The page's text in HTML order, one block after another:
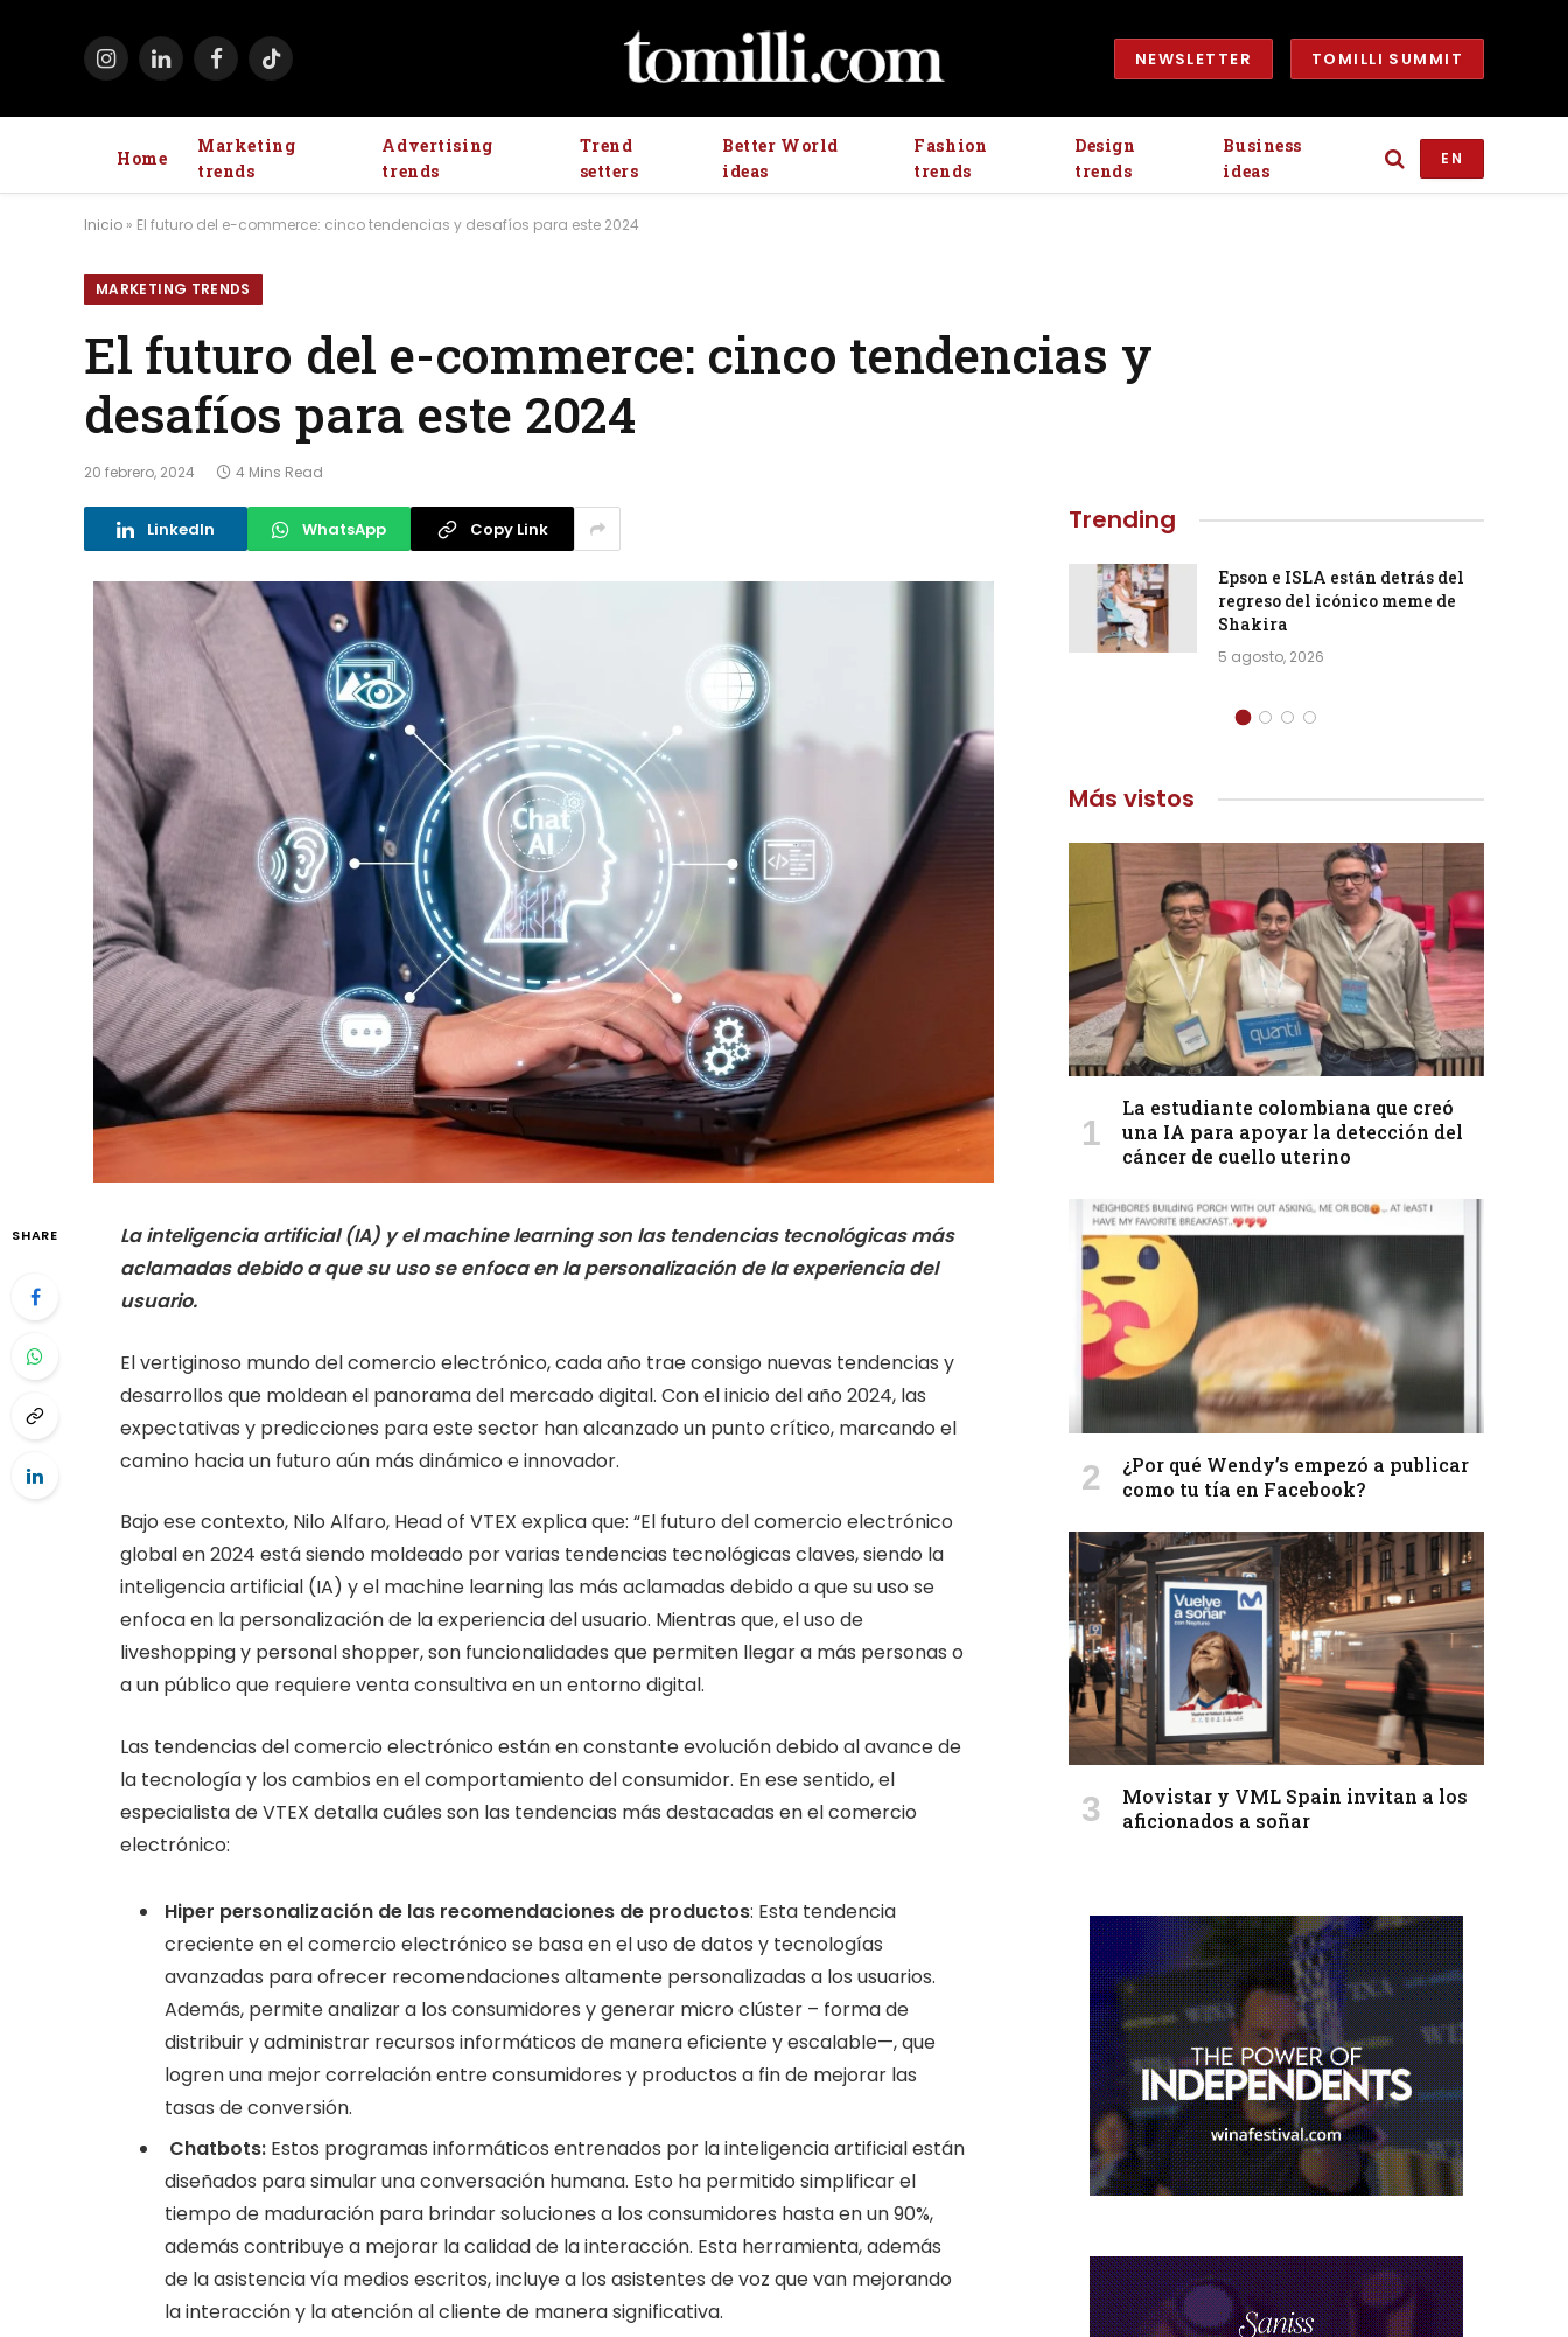
InstagramLinkedInFacebook
TikTok NEWSLETTER TOMILLI SUMMIT
Home
Marketing
trends
Advertising
trends
Trend
setters
Better World
ideas
Fashion
trends
Design
trends
Business
ideas
EN
Inicio » El futuro del e-commerce: cinco tendencias y desafíos para este 2024
MARKETING TRENDS
El futuro del e-commerce: cinco tendencias y
desafíos para este 2024
20 febrero, 2024 4 Mins Read
LinkedIn WhatsApp Copy Link
SHARE
La inteligencia artificial (IA) y el machine learning son las tendencias tecnológicas más
aclamadas debido a que su uso se enfoca en la personalización de la experiencia del
usuario.
El vertiginoso mundo del comercio electrónico, cada año trae consigo nuevas tendencias y
desarrollos que moldean el panorama del mercado digital. Con el inicio del año 2024, las
expectativas y predicciones para este sector han alcanzado un punto crítico, marcando el
camino hacia un futuro aún más dinámico e innovador.
Bajo ese contexto, Nilo Alfaro, Head of VTEX explica que: “El futuro del comercio electrónico
global en 2024 está siendo moldeado por varias tendencias tecnológicas claves, siendo la
inteligencia artificial (IA) y el machine learning las más aclamadas debido a que su uso se
enfoca en la personalización de la experiencia del usuario. Mientras que, el uso de
liveshopping y personal shopper, son funcionalidades que permiten llegar a más personas o
a un público que requiere venta consultiva en un entorno digital.
Las tendencias del comercio electrónico están en constante evolución debido al avance de
la tecnología y los cambios en el comportamiento del consumidor. En ese sentido, el
especialista de VTEX detalla cuáles son las tendencias más destacadas en el comercio
electrónico:
Hiper personalización de las recomendaciones de productos: Esta tendencia
creciente en el comercio electrónico se basa en el uso de datos y tecnologías
avanzadas para ofrecer recomendaciones altamente personalizadas a los usuarios.
Además, permite analizar a los consumidores y generar micro clúster – forma de
distribuir y administrar recursos informáticos de manera eficiente y escalable—, que
logren una mejor correlación entre consumidores y productos a fin de mejorar las
tasas de conversión.
Chatbots: Estos programas informáticos entrenados por la inteligencia artificial están
diseñados para simular una conversación humana. Esto ha permitido simplificar el
tiempo de maduración para brindar soluciones a los consumidores hasta en un 90%,
además contribuye a mejorar la calidad de la interacción. Esta herramienta, además
de la asistencia vía medios escritos, incluye a los asistentes de voz que van mejorando
la interacción y la atención al cliente de manera significativa.
Trending
Investigadores argentinos
3 agosto, 2026
Epson e ISLA están detrás del
regreso del icónico meme de
Shakira
5 agosto, 2026
Más vistos
La estudiante colombiana que creó
una IA para apoyar la detección del
cáncer de cuello uterino
¿Por qué Wendy’s empezó a publicar
como tu tía en Facebook?
Movistar y VML Spain invitan a los
aficionados a soñar